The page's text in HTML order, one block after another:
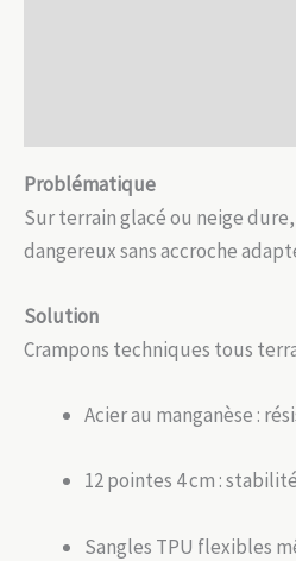
Problématique
Sur terrain glacé ou neige
dangereux sans accroche
Solution
Crampons techniques tous
Acier au manganèse :
12 pointes 4 cm :
Sangles TPU flexibles